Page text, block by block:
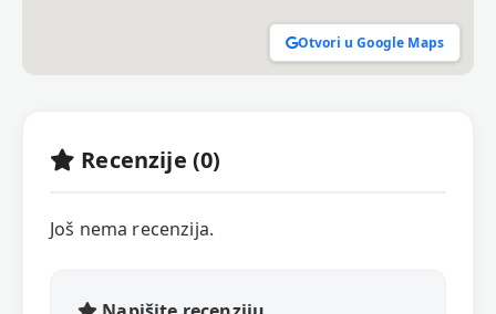
Otvori u Google Maps
Recenzije (0)
Još nema recenzija.